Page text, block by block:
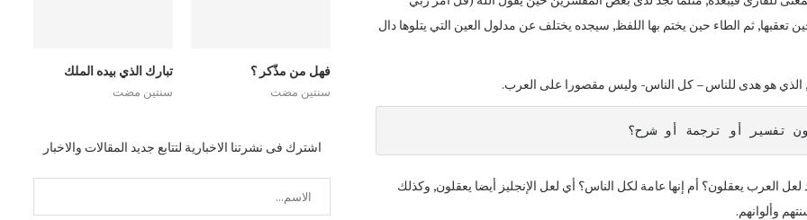
ثم الطاء حين يختم بها اللفظ, سيجده يختلف عن مدلول العين التي يتلوها دال
الذي هو هدى للناس – كل الناس- وليس مقصورا على العرب.
تفسير أو ترجمة أو شرح؟
(إنا أنزلناه قرآنا عربيا لعلكم تعقلون)[1] أكان يقصد لعل العرب يعقلون؟ أم إنها عامة لكل الناس؟ أي لعل الإنجليز أيضا يعقلون, وكذلك
وألوانهم.
تبارك الذي بيده الملك
سنتين مضت
فهل من مذّكر ؟
سنتين مضت
اشترك فى نشرتنا الاخبارية لتتابع جديد المقالات والاخبار